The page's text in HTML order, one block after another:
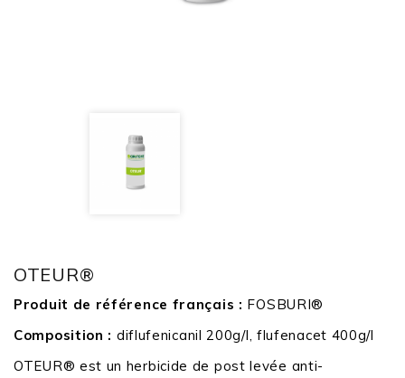
OTEUR®
Produit de référence français : FOSBURI®
Composition : diflufenicanil 200g/l, flufenacet 400g/l
OTEUR® est un herbicide de post levée anti-